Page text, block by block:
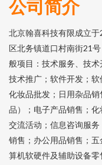
公司简介
北京翰喜科技有限成立
区北务镇道口村南街21
般项目：技术服务、技术
技术推广；软件开发；软
化妆品批发；日用杂品
品）；电子产品销售；
交流活动；信息咨询服
销售；办公用品销售；
算机软硬件及辅助设备